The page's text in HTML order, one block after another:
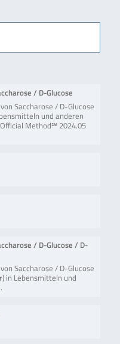
/ D-Glucose
Saccharose / D-Glucose
und anderen
Method℠ 2024.05
/ D-Glucose / D-
Saccharose / D-Glucose
in Lebensmitteln und